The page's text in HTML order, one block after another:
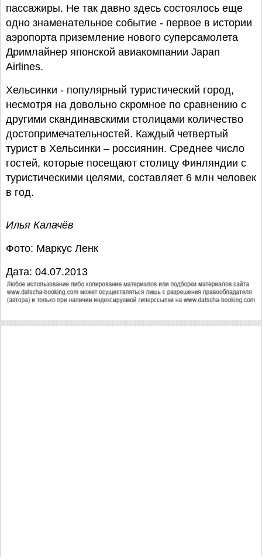
пассажиры. Не так давно здесь состоялось еще
одно знаменательное событие - первое в истории
аэропорта приземление нового суперсамолета
Дримлайнер японской авиакомпании Japan
Airlines.
Хельсинки - популярный туристический город,
несмотря на довольно скромное по сравнению с
другими скандинавскими столицами количество
достопримечательностей. Каждый четвертый
турист в Хельсинки – россиянин. Среднее число
гостей, которые посещают столицу Финляндии с
туристическими целями, составляет 6 млн человек
в год.
Илья Калачёв
Фото: Маркус Ленк
Дата: 04.07.2013